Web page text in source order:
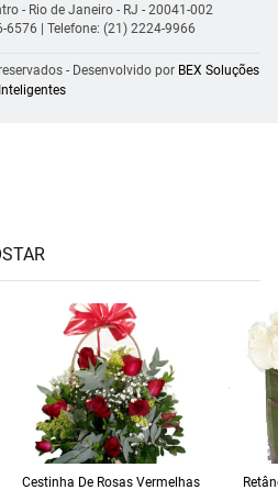
- Rio de Janeiro - RJ - 20041-002
6576 | Telefone: (21) 2224-9966
- Desenvolvido por BEX Soluções
Inteligentes
Cestinha De Rosas Vermelhas